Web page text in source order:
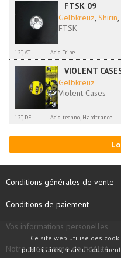
FTSK 09
Gelbkreuz, Shirin,
FTSK
12'', AT Acid Tribe
VIOLENT
Gelbkreuz
Violent Cases
12'', DE Acid techno, Hardtrance
Conditions générales de vente
Conditions de paiement
Vos informations personelles
Notre programme de fidélité
Ce site web utilise des
publicitaires, mais